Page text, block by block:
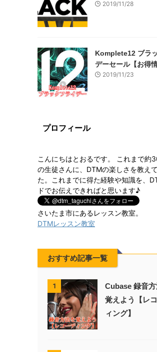
2019/11/28
Komplete12 ブラ
デーセール【お得情
2019/11/23
プロフィール
こんにちはとおるです。 これまで約
の生徒さんに、DTMの楽しさを教え
た。これまでに得た経験や知識を、
ドでお伝えできればと思います♪
さいたま市にあるレッスン教室。
DTMレッスン教室
おすすめ記事一覧
1
Cubase 録音
覚えよう【レ
ィング】